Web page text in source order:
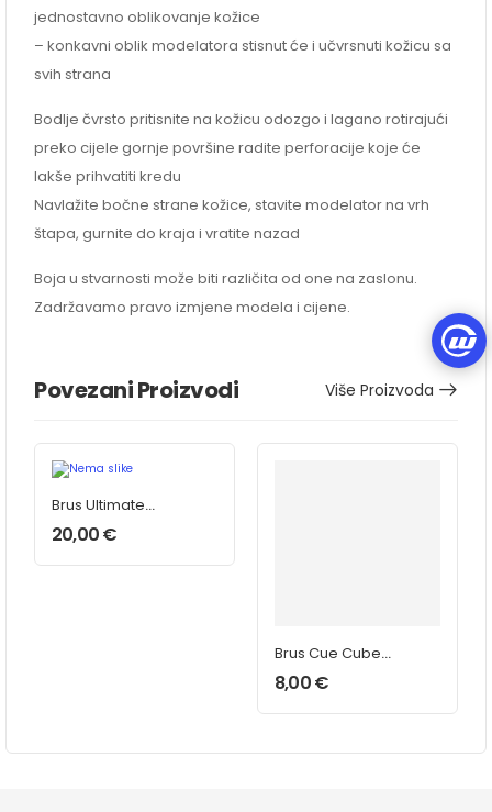
jednostavno oblikovanje kožice
– konkavni oblik modelatora stisnut će i učvrsnuti kožicu sa
svih strana
Bodlje čvrsto pritisnite na kožicu odozgo i lagano rotirajući
preko cijele gornje površine radite perforacije koje će
lakše prihvatiti kredu
Navlažite bočne strane kožice, stavite modelator na vrh
štapa, gurnite do kraja i vratite nazad
Boja u stvarnosti može biti različita od one na zaslonu.
Zadržavamo pravo izmjene modela i cijene.
Povezani Proizvodi Više Proizvoda
Brus Ultimate
Pool
20,00€
Brus Cue Cube
na privjesku
8,00€